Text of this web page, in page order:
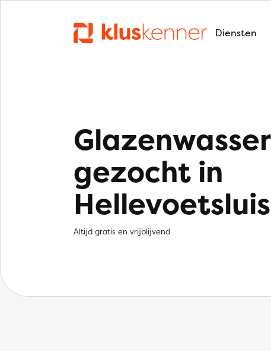
Diensten
Glazenwasser
gezocht in
Hellevoetsluis
Altijd gratis en vrijblijvend